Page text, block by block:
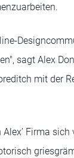
sagt Alex
mit der
Firma sich